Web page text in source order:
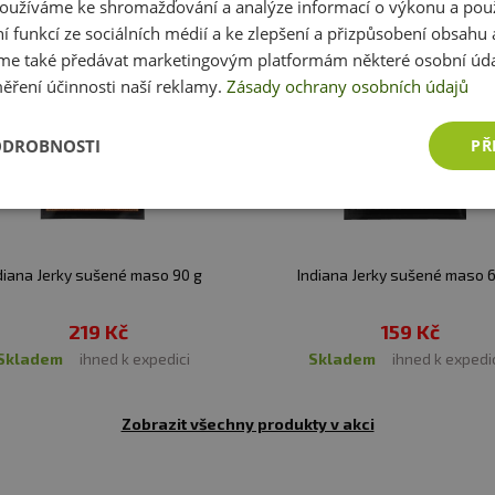
obal
atmosféře. Skladujte při pokojové teplotě. Po
výrobku není na závadu jakosti. Absorbér kyslíku
za vady vzniklé nevhodným skladováním a použitím.
Alergeny jsou vyznačeny ve složení produktu.
Jerky sušené maso 90 g
219 Kč
skladem ihned k expedici
Indiana Jerky sušené maso
159 Kč
skladem ihned k
Zobrazit všechny produkty v akci
ke shromažďování a analýze informací o výkonu a
funkcí ze sociálních médií a ke zlepšení a přizpůsobení obsahu
také předávat marketingovým platformám některé osobní
účinnosti naší reklamy. Zásady ochrany osobních údajů